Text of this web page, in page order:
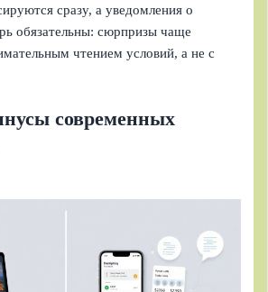
сразу, а уведомления о
обязательны: сюрпризы чаще
чтением условий, а не с
современных